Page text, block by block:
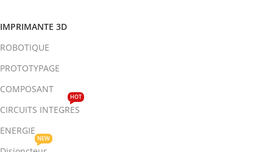
IMPRIMANTE 3D
ROBOTIQUE
PROTOTYPAGE
COMPOSANT
CIRCUITS INTEGRES
HOT
ENERGIE
NEW